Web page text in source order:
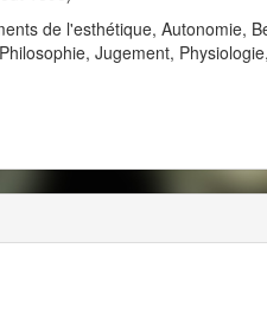
de l'esthétique, Autonomie,
Jugement,